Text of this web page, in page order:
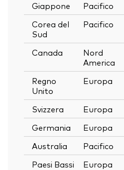
Giappone Pacifico
Corea del
Sud
Pacifico
Canada
Nord
America
Regno
Unito
Europa
Svizzera Europa
Germania
Europa
Australia
Pacifico
Paesi Bassi
Europa